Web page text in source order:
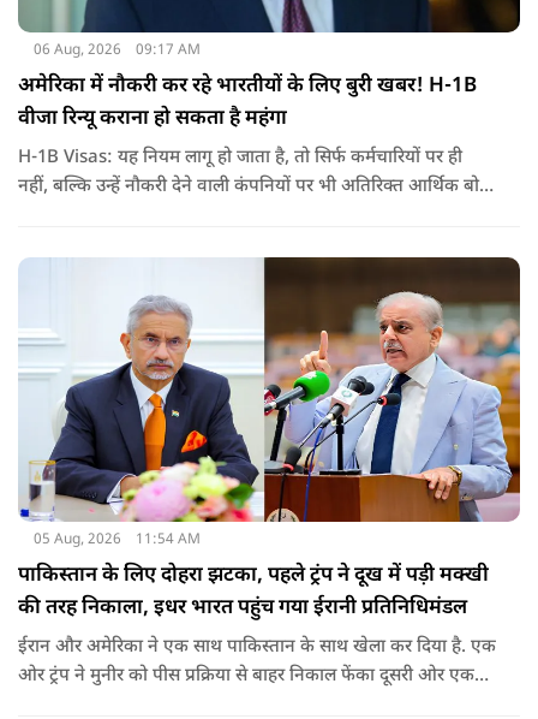
06 Aug, 2026 09:17 AM
अमेरिका में नौकरी कर रहे भारतीयों के लिए बुरी खबर! H-1B
वीजा रिन्यू कराना हो सकता है महंगा
H-1B Visas: यह नियम लागू हो जाता है, तो सिर्फ कर्मचारियों पर ही
नहीं, बल्कि उन्हें नौकरी देने वाली कंपनियों पर भी अतिरिक्त आर्थिक बोझ
वीजा का समय-समय पर नवीनीकरण कराते हैं.
05 Aug, 2026 11:54 AM
पाकिस्तान के लिए दोहरा झटका, पहले ट्रंप ने दूख में पड़ी मक्खी
की तरह निकाला, इधर भारत पहुंच गया ईरानी प्रतिनिधिमंडल
ईरान और अमेरिका ने एक साथ पाकिस्तान के साथ खेला कर दिया है. एक
ओर ट्रंप ने मुनीर को पीस प्रक्रिया से बाहर निकाल फेंका दूसरी ओर एक